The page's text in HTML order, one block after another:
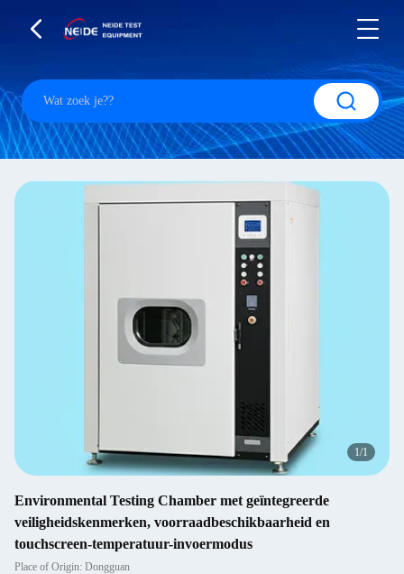
1/1
Environmental Testing Chamber met geïntegreerde
veiligheidskenmerken, voorraadbeschikbaarheid en
touchscreen-temperatuur-invoermodus
Place of Origin: Dongguan